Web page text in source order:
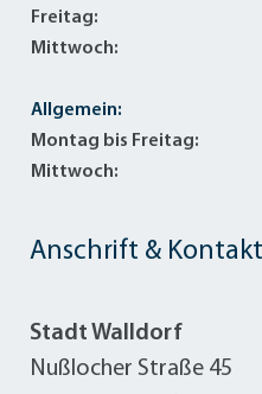
Anschrift & Kontakt
Stadt Walldorf
Nußlocher Straße 45
Freitag:
Mittwoch:
Allgemein:
Montag bis Freitag:
Mittwoch: